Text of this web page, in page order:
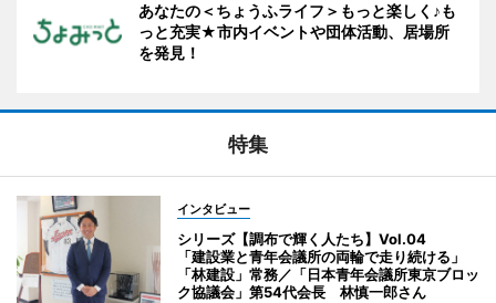
あなたの＜ちょうふライフ＞もっと楽しく♪も
っと充実★市内イベントや団体活動、居場所
を発見！
特集
インタビュー
シリーズ【調布で輝く人たち】Vol.04
「建設業と青年会議所の両輪で走り続ける」
「林建設」常務／「日本青年会議所東京ブロッ
ク協議会」第54代会長 林慎一郎さん